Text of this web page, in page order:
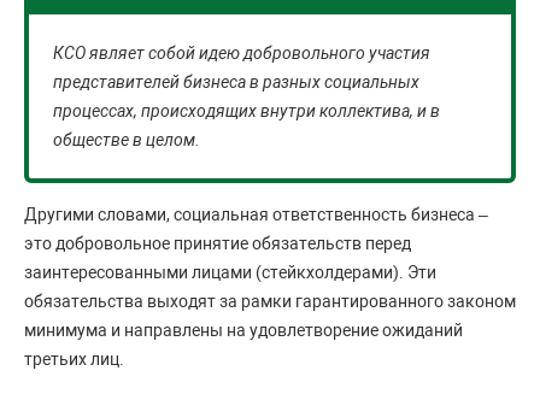
КСО являет собой идею добровольного участия
представителей бизнеса в разных социальных
процессах, происходящих внутри коллектива, и в
обществе в целом.
Другими словами, социальная ответственность бизнеса –
это добровольное принятие обязательств перед
заинтересованными лицами (стейкхолдерами). Эти
обязательства выходят за рамки гарантированного законом
минимума и направлены на удовлетворение ожиданий
третьих лиц.